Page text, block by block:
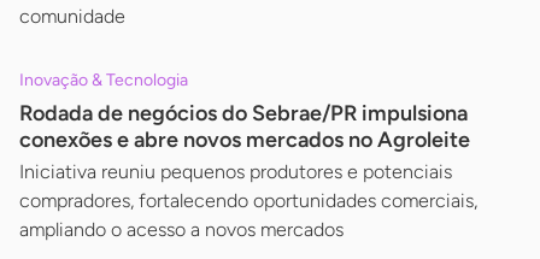
comunidade
Inovação & Tecnologia
Rodada de negócios do Sebrae/PR impulsiona
conexões e abre novos mercados no Agroleite
Iniciativa reuniu pequenos produtores e potenciais
compradores, fortalecendo oportunidades comerciais,
ampliando o acesso a novos mercados